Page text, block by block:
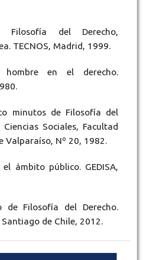
Filosofía del Derecho,
TECNOS, Madrid, 1999.
hombre en el derecho.
minutos de Filosofía del
Ciencias Sociales, Facultad
Valparaíso, Nº 20, 1982.
ámbito público. GEDISA,
de Filosofía del Derecho.
de Chile, 2012.